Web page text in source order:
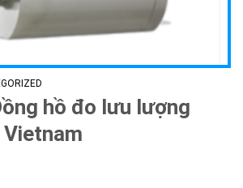
hồ đo lưu lượng